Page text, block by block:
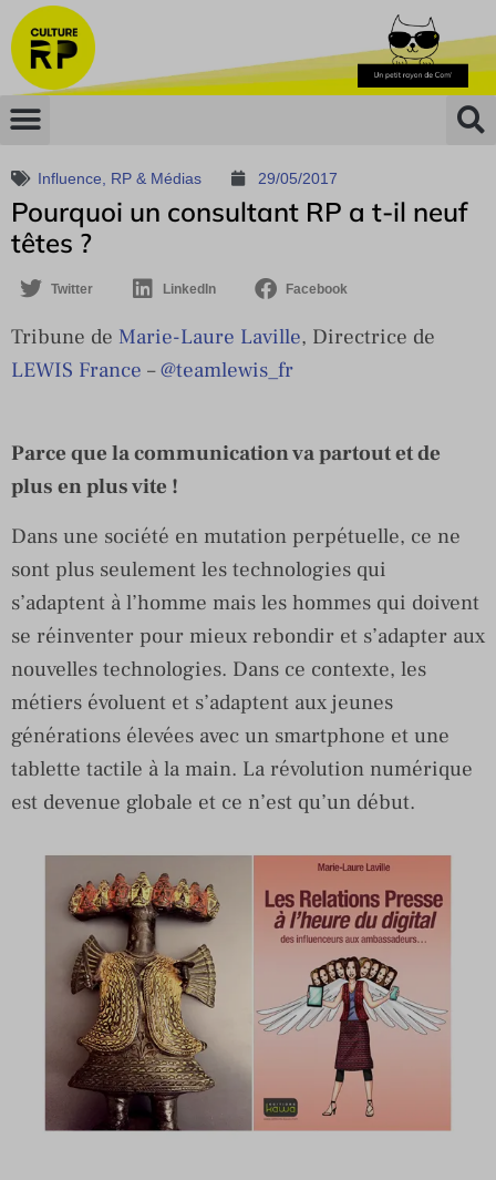
Influence RP & Médias 29/05/2017
Pourquoi un consultant RP a t-il neuf
têtes ?
Twitter LinkedIn Facebook
Tribune de Marie-Laure Laville, Directrice de
LEWIS France –@teamlewis_fr
Parce que la communication va partout et de
plus en plus vite !
Dans une société en mutation perpétuelle, ce ne
sont plus seulement les technologies qui
s’adaptent à l’homme mais les hommes qui doivent
se réinventer pour mieux rebondir et s’adapter aux
nouvelles technologies. Dans ce contexte, les
métiers évoluent et s’adaptent aux jeunes
générations élevées avec un smartphone et une
tablette tactile à la main. La révolution numérique
est devenue globale et ce n’est qu’un début.